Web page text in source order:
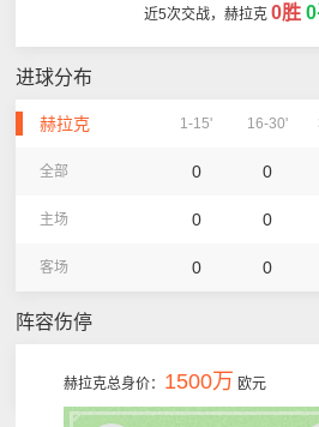
近5次交战，赫拉克 0胜
进球分布
赫拉克 1-15' 16-30'
全部 0 0
主场 0 0
客场 0 0
阵容伤停
赫拉克总身价： 1500万 欧元